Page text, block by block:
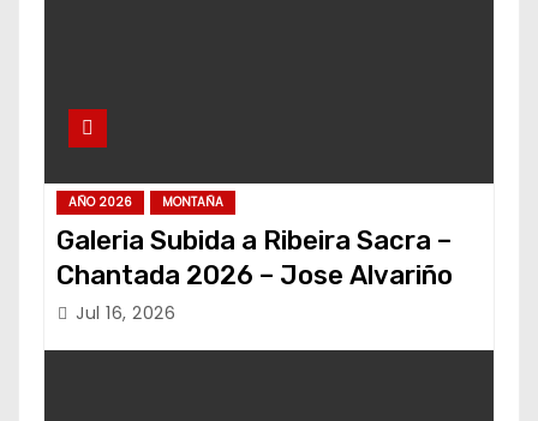
AÑO 2026 MONTAÑA
Galeria Subida a Ribeira Sacra –
Chantada 2026 – Jose Alvariño
Jul 16, 2026